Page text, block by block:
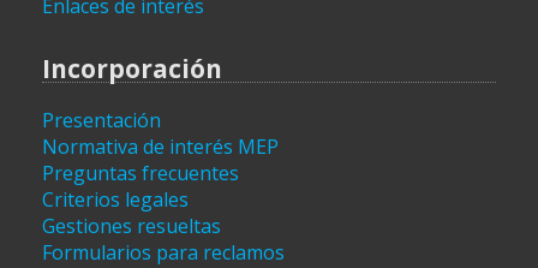
Enlaces de interés
Incorporación
Presentación
Normativa de interés MEP
Preguntas frecuentes
Criterios legales
Gestiones resueltas
Formularios para reclamos